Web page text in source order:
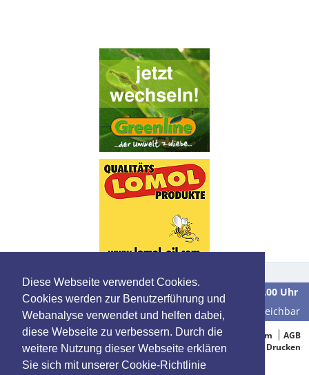
Diese Webseite verwendet Cookies.
Cookies werden zur Benutzerführung und
Webanalyse verwendet und helfen dabei,
diese Webseite zu verbessern. Durch die
weitere Nutzung dieser Webseite erklären
Sie sich mit unserer Cookie-Richtlinie
Wir sind Montag bis Freitag in der Zeit von
9.00 bis 16.00 Uhr
unter der Telefonnummer0 39 28 / 70 37 90für Sie erreichbar
© 2005-2015 Oelbestellung.de Impressum
AGB
Datenschutz
Drucken